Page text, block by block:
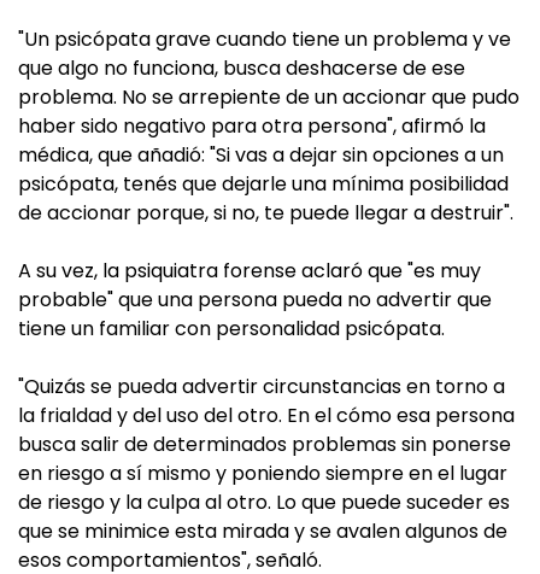
"Un psicópata grave cuando tiene un problema y ve
que algo no funciona, busca deshacerse de ese
problema. No se arrepiente de un accionar que pudo
haber sido negativo para otra persona", afirmó la
médica, que añadió: "Si vas a dejar sin opciones a un
psicópata, tenés que dejarle una mínima posibilidad
de accionar porque, si no, te puede llegar a destruir".
A su vez, la psiquiatra forense aclaró que "es muy
probable" que una persona pueda no advertir que
tiene un familiar con personalidad psicópata.
"Quizás se pueda advertir circunstancias en torno a
la frialdad y del uso del otro. En el cómo esa persona
busca salir de determinados problemas sin ponerse
en riesgo a sí mismo y poniendo siempre en el lugar
de riesgo y la culpa al otro. Lo que puede suceder es
que se minimice esta mirada y se avalen algunos de
esos comportamientos", señaló.